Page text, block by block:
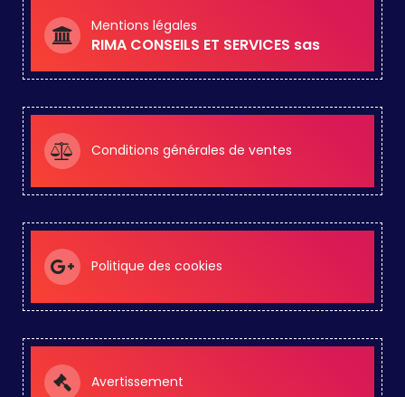
Mentions légales
RIMA CONSEILS ET SERVICES sas
Conditions générales de ventes
Politique des cookies
Avertissement